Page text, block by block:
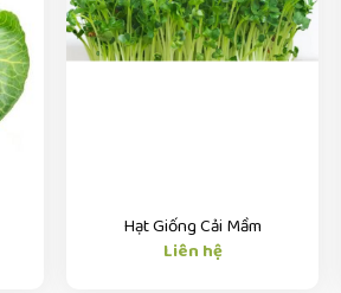
Hạt Giống Cải Mầm
Liên hệ